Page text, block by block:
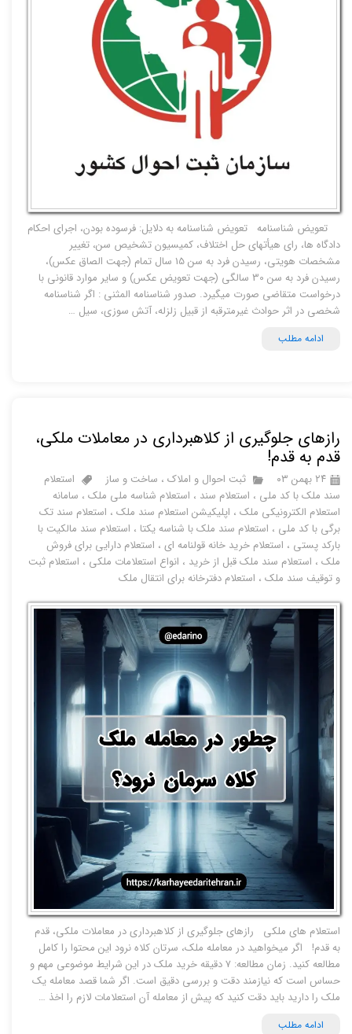
تعویض شناسنامه تعویض شناسنامه به دلایل: فرسوده بودن، اجرای احکام
دادگاه ها، رای هیأتهای حل اختلاف، کمیسیون تشخیص سن، تغییر
مشخصات هویتی، رسیدن فرد به سن 15 سال تمام (جهت الصاق عکس)،
رسیدن فرد به سن 30 سالگی (جهت تعویض عکس) و سایر موارد قانونی با
درخواست متقاضی صورت میگیرد. صدور شناسنامه المثنی : اگر شناسنامه
شخصی در اثر حوادث غیرمترقبه از قبیل زلزله، آتش سوزی، سیل …
ادامه مطلب
رازهای جلوگیری از کلاهبرداری در معاملات ملکی،
قدم به قدم!
۲۴ بهمن ۰۳ ثبت احوال و املاک ، ساخت و ساز
استعلام
سند ملک با کد ملی ، استعلام سند ، استعلام شناسه ملی ملک ، سامانه
استعلام الکترونیکی ملک ، اپلیکیشن استعلام سند ملک ، استعلام سند تک
برگی با کد ملی ، استعلام سند ملک با شناسه یکتا ، استعلام سند مالکیت با
بارکد پستی ، استعلام خرید خانه قولنامه ای ، استعلام دارایی برای فروش
ملک ، استعلام سند ملک قبل از خرید ، انواع استعلامات ملکی ، استعلام ثبت
و توقیف سند ملک ، استعلام دفترخانه برای انتقال ملک
استعلام های ملکی رازهای جلوگیری از کلاهبرداری در معاملات ملکی، قدم
به قدم! اگر میخواهید در معامله ملک، سرتان کلاه نرود این محتوا را کامل
مطالعه کنید. زمان مطالعه: ۷ دقیقه خرید ملک در این شرایط موضوعی مهم و
حساس است که نیازمند دقت و بررسی دقیق است. اگر شما قصد معامله یک
ملک را دارید باید دقت کنید که پیش از معامله آن استعلامات لازم را اخذ …
ادامه مطلب